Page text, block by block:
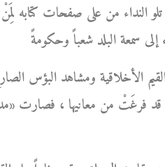
تلو النداء من على صفحات كتابه
الأخلاقية ومشاهد البؤس
قد فرغَتْ من معانيها ، فصارت